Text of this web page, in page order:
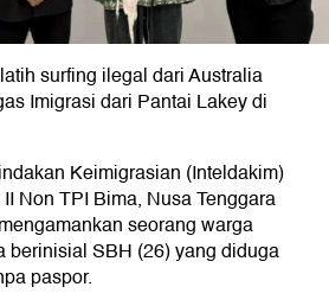
surfing ilegal dari Australia
Imigrasi dari Pantai Lakey di
Keimigrasian (Inteldakim)
Non TPI Bima, Nusa Tenggara
seorang warga
berinisial SBH (26) yang diduga
paspor.